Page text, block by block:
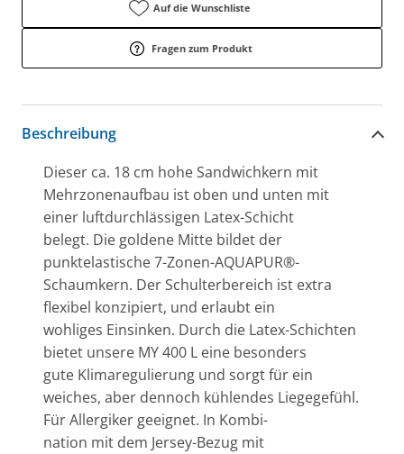
Auf die Wunschliste
Fragen zum Produkt
Beschreibung
Dieser ca. 18 cm hohe Sandwichkern mit
Mehrzonenaufbau ist oben und unten mit
einer luftdurchlässigen Latex-Schicht
belegt. Die goldene Mitte bildet der
punktelastische 7-Zonen-AQUAPUR®-
Schaumkern. Der Schulterbereich ist extra
flexibel konzipiert, und erlaubt ein
wohliges Einsinken. Durch die Latex-Schichten
bietet unsere MY 400 L eine besonders
gute Klimaregulierung und sorgt für ein
weiches, aber dennoch kühlendes Liegegefühl.
Für Allergiker geeignet. In Kombi-
nation mit dem Jersey-Bezug mit